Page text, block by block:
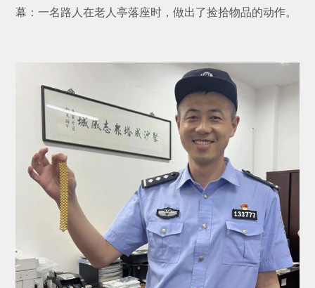
幕：一名路人在老人亭落座时，做出了捡拾物品的动作。